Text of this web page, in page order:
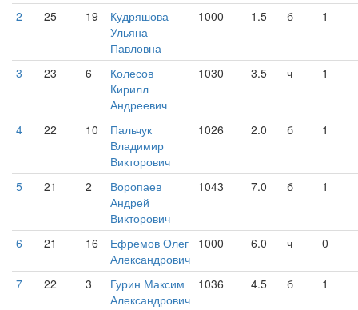
2 25 19
Кудряшова
Ульяна
Павловна
1000 1.5 б 1
3 23 6
Колесов
Кирилл
Андреевич
1030 3.5 ч 1
4 22 10
Пальчук
Владимир
Викторович
1026 2.0 б 1
5 21 2
Воропаев
Андрей
Викторович
1043 7.0 б 1
6 21 16
Ефремов Олег
Александрович
1000 6.0 ч 0
7 22 3
Гурин Максим
Александрович
1036 4.5 б 1